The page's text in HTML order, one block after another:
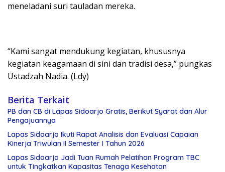
meneladani suri tauladan mereka.
“Kami sangat mendukung kegiatan, khususnya
kegiatan keagamaan di sini dan tradisi desa,” pungkas
Ustadzah Nadia. (Ldy)
Berita Terkait
PB dan CB di Lapas Sidoarjo Gratis, Berikut Syarat dan Alur
Pengajuannya
Lapas Sidoarjo Ikuti Rapat Analisis dan Evaluasi Capaian
Kinerja Triwulan II Semester I Tahun 2026
Lapas Sidoarjo Jadi Tuan Rumah Pelatihan Program TBC
untuk Tingkatkan Kapasitas Tenaga Kesehatan